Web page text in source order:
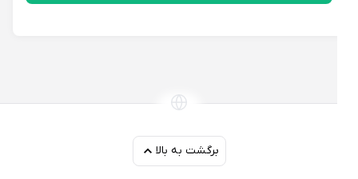
برگشت به بالا